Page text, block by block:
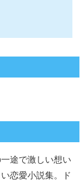
途で激しい想い
恋愛小説集。ド